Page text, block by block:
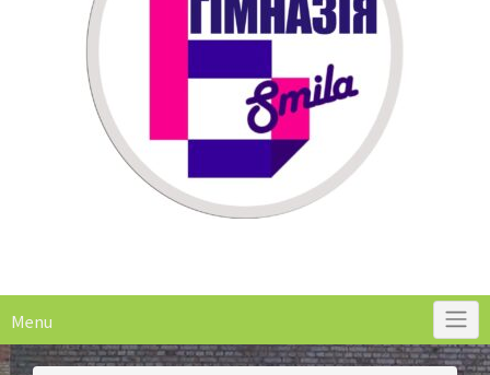
Menu